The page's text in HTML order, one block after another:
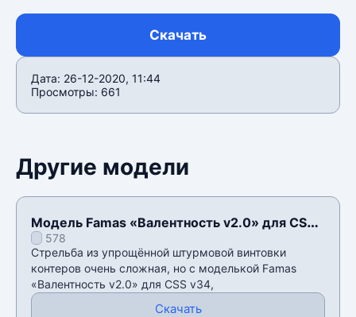
Скачать
Дата: 26-12-2020, 11:44
Просмотры: 661
Другие модели
Модель Famas «Валентность v2.0» для CSS
v34578
Стрельба из упрощëнной штурмовой винтовки
контеров очень сложная, но с моделькой Famas
«Валентность v2.0» для CSS v34,
Скачать